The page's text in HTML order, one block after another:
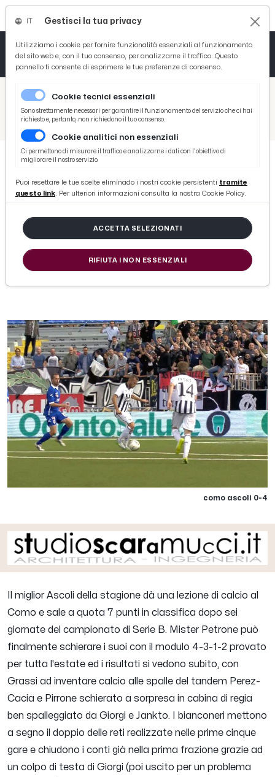
/ Picenotime
/ Ascoli Time
/ Como-Ascoli 0-4, i momenti chiave della partita del ''Piola''
Como-Ascoli 0-4, i momenti chiave
della partita del ''Piola''
sabato 03 ottobre 2015
como ascoli 0-4
Il miglior Ascoli della stagione dà una lezione di calcio al
Como e sale a quota 7 punti in classifica dopo sei
giornate del campionato di Serie B. Mister Petrone può
finalmente schierare i suoi con il modulo 4-3-1-2 provato
per tutta l'estate ed i risultati si vedono subito, con
Grassi ad inventare calcio alle spalle del tandem Perez-
Cacia e Pirrone schierato a sorpresa in cabina di regia
ben spalleggiato da Giorgi e Jankto. I bianconeri mettono
a segno il doppio delle reti realizzate nelle prime cinque
gare e chiudono i conti già nella prima frazione grazie ad
un colpo di testa di Giorgi (poi uscito per un problema
Gestisci la tua privacy
Utilizziamo i cookie per fornire funzionalità essenziali al funzionamento
del sito web e, con il tuo consenso, per analizzarne il traffico. Questo
pannello ti consente di esprimere le tue preferenze di consenso.
Cookie tecnici essenziali
Sono strettamente necessari per garantire il funzionamento del servizio che ci hai
richiesto e, pertanto, non richiedono il tuo consenso.
Cookie analitici non essenziali
Ci permettono di misurare il traffico e analizzarne i dati con l'obiettivo di
migliorare il nostro servizio.
Puoi resettare le tue scelte eliminado i nostri cookie persistenti tramite
questo link. Per ulteriori informazioni consulta la nostra Cookie Policy.
ACCETTA SELEZIONATI
RIFIUTA I NON ESSENZIALI
Tutto News
Tutto Sport
Basket
Ciclismo
Tutto Curiosità